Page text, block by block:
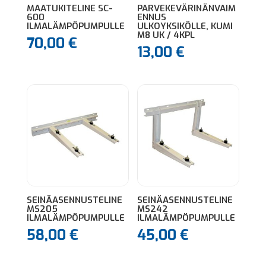
MAATUKITELINE SC-
600
ILMALÄMPÖPUMPULLE
70,00 €
PARVEKEVÄRINÄNVAIM
ENNUS
ULKOYKSIKÖLLE, KUMI
M8 UK / 4KPL
13,00€
SEINÄASENNUSTELINE
MS205
ILMALÄMPÖPUMPULLE
58,00 €
SEINÄASENNUSTELINE
MS242
ILMALÄMPÖPUMPULLE
45,00€